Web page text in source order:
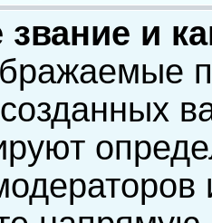
звание и
созданных